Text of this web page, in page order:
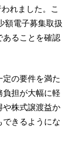
れました。こ
額電子募集取扱
あることを確認
の要件を満た
負担が大幅に軽
や株式譲渡益か
できるようにな